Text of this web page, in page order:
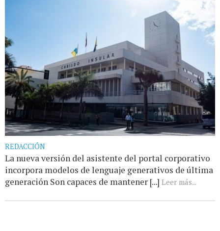
REDACCIÓN
La nueva versión del asistente del portal corporativo
incorpora modelos de lenguaje generativos de última
generación Son capaces de mantener [...] Leer más...